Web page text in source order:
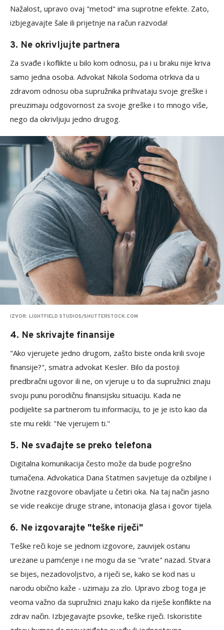
Nažalost, upravo ovaj "metod" ima suprotne efekte. Zato,
izbjegavajte šale ili prijetnje na račun razvoda!
3. Ne okrivljujte partnera
Za svađe i koflikte u bilo kom odnosu, pa i u braku nije kriva
samo jedna osoba. Advokat Nikola Sodoma otrkiva da u
zdravom odnosu oba supružnika prihvataju svoje greške i
preuzimaju odgovornost za svoje greške i to mnogo više,
nego da okrivljuju jedno drugog.
IZVOR: LIGHTFIELD STUDIOS/SHUTTERSTOCK.COM
4. Ne skrivajte finansije
"Ako vjerujete jedno drugom, zašto biste onda krili svoje
finansije?", smatra advokat Kesler. Bilo da postoji
predbračni ugovor ili ne, on vjeruje u to da supružnici znaju
svoju punu porodičnu finansijsku situaciju. Kada ne
podijelite sa partnerom tu informaciju, to je je isto kao da
ste mu rekli: "Ne vjerujem ti."
5. Ne svađajte se preko telefona
Digitalna komunikacija često može da bude pogrešno
tumačena. Advokatica Dana Statmen savjetuje da ozbiljne i
životne razgovore obavljate u četiri oka. Na taj način jasno
se vide reakcije druge strane, intonacija glasa i govor tijela.
6. Ne izgovarajte "teške riječi"
Teške reči koje se jednom izgovore, zauvijek ostanu
urezane u pamćenje i ne mogu da se "vrate" nazad. Stvara
se bijes, nezadovoljstvo, a riječi se, kako se kod nas u
narodu obično kaže - uzimaju za zlo. Upravo zbog toga je
veoma važno da supružnici znaju kako da riješe konflikte na
zdrav način. Izbjegavajte psovke, teške riječi. Iskoristite